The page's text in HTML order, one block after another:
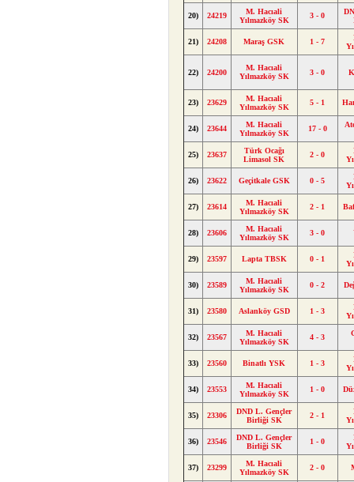
20) 24219
M. Hacıali
Yılmazköy SK
3 - 0
21) 24208 Maraş GSK 1 - 7
22) 24200
M. Hacıali
Yılmazköy SK
3 - 0
23) 23629
M. Hacıali
Yılmazköy SK
5 - 1
24) 23644
M. Hacıali
Yılmazköy SK
17 - 0
25) 23637
Türk Ocağı
Limasol SK
2 - 0
26) 23622 Geçitkale GSK 0 - 5
27) 23614
M. Hacıali
Yılmazköy SK
2 - 1
28) 23606
M. Hacıali
Yılmazköy SK
3 - 0
29) 23597 Lapta TBSK 0 - 1
30) 23589
M. Hacıali
Yılmazköy SK
0 - 2
31) 23580 Aslanköy GSD 1 - 3
32) 23567
M. Hacıali
Yılmazköy SK
4 - 3
33) 23560 Binatlı YSK 1 - 3
34) 23553
M. Hacıali
Yılmazköy SK
1 - 0
35) 23306
DND L. Gençler
Birliği SK
2 - 1
36) 23546
DND L. Gençler
Birliği SK
1 - 0
37) 23299
M. Hacıali
Yılmazköy SK
2 - 0